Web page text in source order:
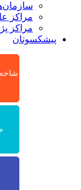
سازمان‌ها
مراکز
مراکز
پیشکسوتان